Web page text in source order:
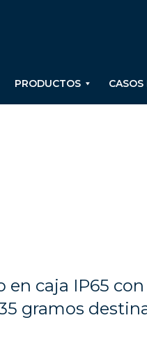
PRODUCTOS
en caja IP65
gramos